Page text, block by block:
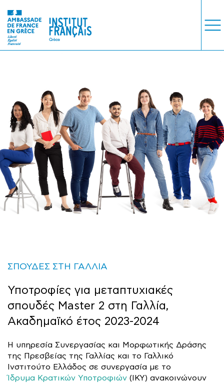
ΣΠΟΥΔΕΣ
ΣΥΝΕΡΓΕΙΕΣ
ΒΙΒΛΙΟΘΗΚΗ
ΣΠΟΥΔΕΣ ΣΤΗ ΓΑΛΛΙΑ
Υποτροφίες για μεταπτυχιακές
σπουδές Master 2 στη Γαλλία,
Ακαδημαϊκό έτος 2023-2024
Η υπηρεσία Συνεργασίας και Μορφωτικής Δράσης
της Πρεσβείας της Γαλλίας και το Γαλλικό
Ινστιτούτο Ελλάδος σε συνεργασία με το
Ίδρυμα Κρατικών Υποτροφιών (ΙΚΥ) ανακοινώνουν